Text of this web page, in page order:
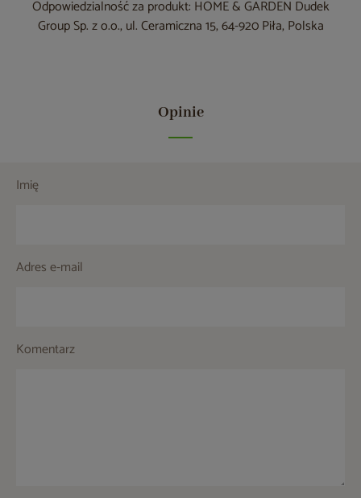
Odpowiedzialność za produkt: HOME & GARDEN Dudek
Group Sp. z o.o., ul. Ceramiczna 15, 64-920 Piła, Polska
Opinie
Imię
Adres e-mail
Komentarz